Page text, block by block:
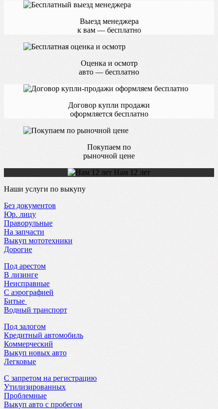
Выезд менеджера
к вам — бесплатно
Оценка и осмотр
авто — бесплатно
Договор купли продажи
оформляется бесплатно
Покупаем по
рыночной цене
Нам 12 лет
Наши услуги по выкупу
Без документов
Юр. лицу
Праворульные
На запчасти
Выкуп мототехники
Дорогие
Под арестом
В лизинге
Неисправные
С аэрографией
Битые
Водный транспорт
Под залогом
Кредитный автомобиль
Коммерческий
Выкуп новых авто
Легковые
С запретом на регистрацию
Утилизированных
Проблемные
Выкуп авто с пробегом